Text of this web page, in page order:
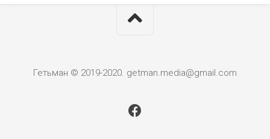
Гетьман © 2019-2020. getman.media@gmail.com